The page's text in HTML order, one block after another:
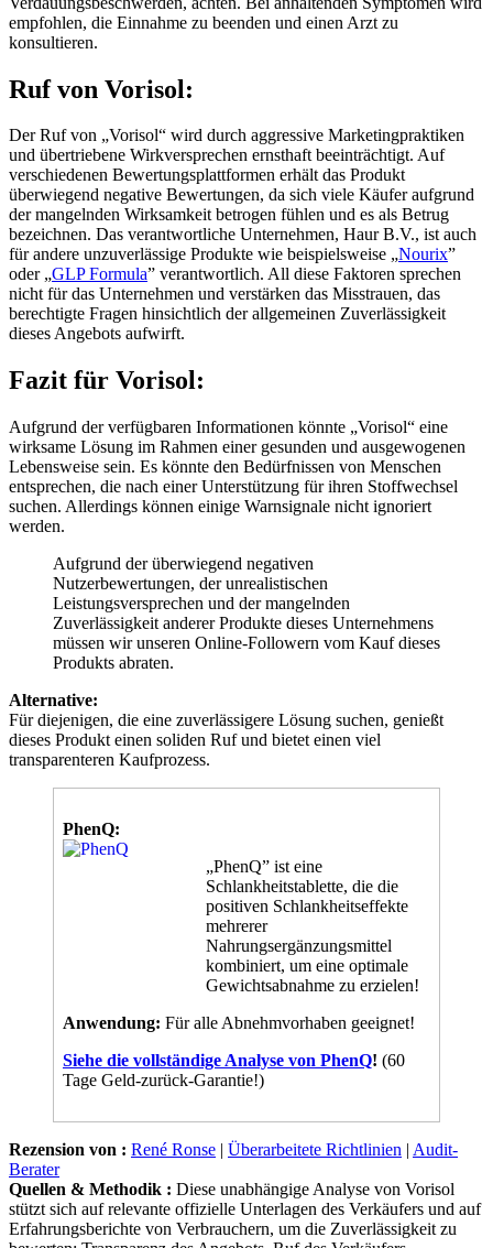
konsultieren.
und übertriebene Wirkversprechen ernsthaft beeinträchtigt. Auf
verschiedenen Bewertungsplattformen erhält das Produkt
überwiegend negative Bewertungen, da sich viele Käufer aufgrund
der mangelnden Wirksamkeit betrogen fühlen und es als Betrug
bezeichnen. Das verantwortliche Unternehmen, Haur B.V., ist auch
für andere unzuverlässige Produkte wie beispielsweise „Nourix”
oder „GLP Formula” verantwortlich. All diese Faktoren sprechen
nicht für das Unternehmen und verstärken das Misstrauen, das
berechtigte Fragen hinsichtlich der allgemeinen Zuverlässigkeit
dieses Angebots aufwirft.
wirksame Lösung im Rahmen einer gesunden und ausgewogenen
Lebensweise sein. Es könnte den Bedürfnissen von Menschen
entsprechen, die nach einer Unterstützung für ihren Stoffwechsel
suchen. Allerdings können einige Warnsignale nicht ignoriert
werden.
Nutzerbewertungen, der unrealistischen
Leistungsversprechen und der mangelnden
Zuverlässigkeit anderer Produkte dieses Unternehmens
müssen wir unseren Online-Followern vom Kauf dieses
Produkts abraten.
Für diejenigen, die eine zuverlässigere Lösung suchen, genießt
dieses Produkt einen soliden Ruf und bietet einen viel
transparenteren Kaufprozess.
Schlankheitstablette, die die
positiven Schlankheitseffekte
mehrerer
Nahrungsergänzungsmittel
kombiniert, um eine optimale
Gewichtsabnahme zu erzielen!
Tage Geld-zurück-Garantie!)
Berater
Quellen & Methodik :
stützt sich auf relevante offizielle Unterlagen des Verkäufers und auf
Erfahrungsberichte von Verbrauchern, um die Zuverlässigkeit zu
bewerten: Transparenz des Angebots, Ruf des Verkäufers,